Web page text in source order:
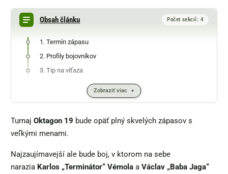
Obsah článku Počet sekcií: 4
1. Termín zápasu
2. Profily bojovníkov
3. Tip na víťaza
Zobraziť viac
Turnaj Oktagon 19 bude opäť plný skvelých zápasov s
veľkými menami.
Najzaujímavejší ale bude boj, v ktorom na sebe
narazia Karlos „Terminátor“ Vémola a Václav „Baba Jaga“